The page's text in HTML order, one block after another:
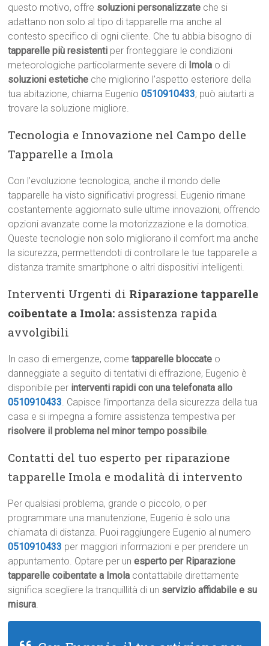
questo motivo, offre soluzioni personalizzate che si
adattano non solo al tipo di tapparelle ma anche al
contesto specifico di ogni cliente. Che tu abbia bisogno di
tapparelle più resistenti per fronteggiare le condizioni
meteorologiche particolarmente severe di Imola o di
soluzioni estetiche che migliorino l’aspetto esteriore della
tua abitazione, chiama Eugenio0510910433; può aiutarti a
trovare la soluzione migliore.
Tecnologia e Innovazione nel Campo delle
Tapparelle a Imola
Con l’evoluzione tecnologica, anche il mondo delle
tapparelle ha visto significativi progressi. Eugenio rimane
costantemente aggiornato sulle ultime innovazioni, offrendo
opzioni avanzate come la motorizzazione e la domotica.
Queste tecnologie non solo migliorano il comfort ma anche
la sicurezza, permettendoti di controllare le tue tapparelle a
distanza tramite smartphone o altri dispositivi intelligenti.
Interventi Urgenti di Riparazione tapparelle
coibentate a Imola: assistenza rapida
avvolgibili
In caso di emergenze, cometapparelle bloccate o
danneggiate a seguito di tentativi di effrazione, Eugenio è
disponibile per interventi rapidi con una telefonata allo
0510910433. Capisce l’importanza della sicurezza della tua
casa e si impegna a fornire assistenza tempestiva per
risolvere il problema nel minor tempo possibile.
Contatti del tuo esperto per riparazione
tapparelle Imola e modalità di intervento
Per qualsiasi problema, grande o piccolo, o per
programmare una manutenzione, Eugenio è solo una
chiamata di distanza. Puoi raggiungere Eugenio al numero
0510910433 per maggiori informazioni e per prendere un
appuntamento. Optare per unesperto per Riparazione
tapparelle coibentate a Imola contattabile direttamente
significa scegliere la tranquillità di un servizio affidabile e su
misura.